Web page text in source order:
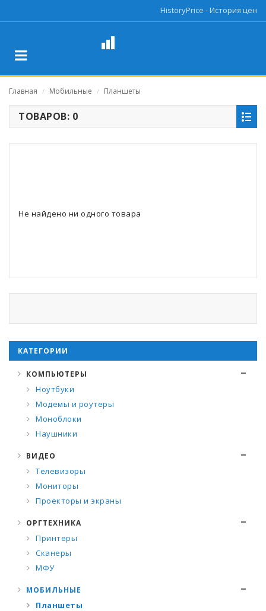
HistoryPrice - История цен
Главная / Мобильные / Планшеты
ТОВАРОВ: 0
Не найдено ни одного товара
КАТЕГОРИИ
КОМПЬЮТЕРЫ
Ноутбуки
Модемы и роутеры
Моноблоки
Наушники
ВИДЕО
Телевизоры
Мониторы
Проекторы и экраны
ОРГТЕХНИКА
Принтеры
Сканеры
МФУ
МОБИЛЬНЫЕ
Планшеты